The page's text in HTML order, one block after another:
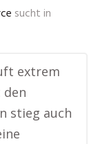
sucht in
extrem
stieg auch